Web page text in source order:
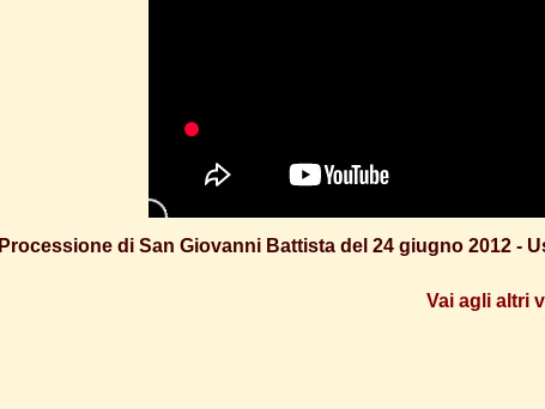
Processione di San Giovanni Battista del 24 giugno 2012 -
Vai agli altri